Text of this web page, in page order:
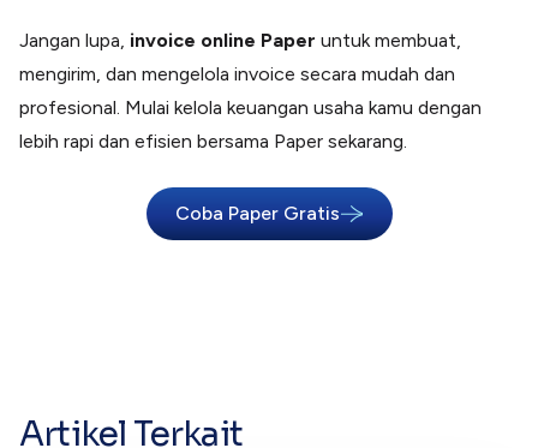
Jangan lupa, invoice online Paper untuk membuat,
mengirim, dan mengelola invoice secara mudah dan
profesional. Mulai kelola keuangan usaha kamu dengan
lebih rapi dan efisien bersama Paper sekarang.
Coba Paper Gratis
Artikel Terkait